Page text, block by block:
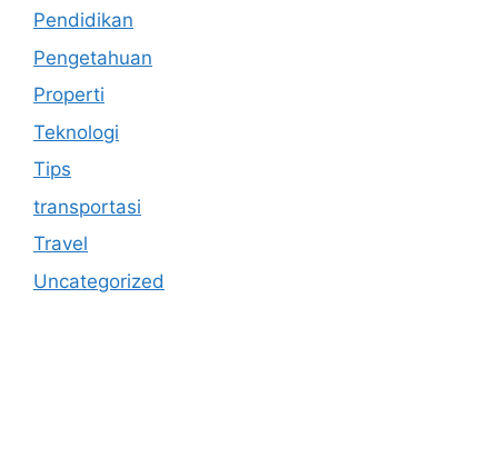
Pendidikan
Pengetahuan
Properti
Teknologi
Tips
transportasi
Travel
Uncategorized